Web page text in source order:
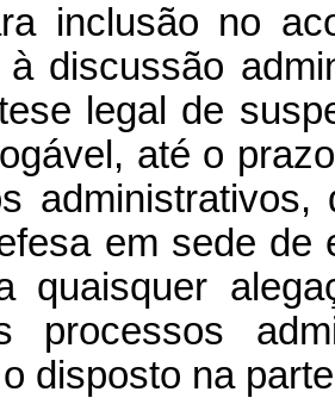
inclusão no
discussão
legal de
até o
em sede de
quaisquer
processos
disposto na